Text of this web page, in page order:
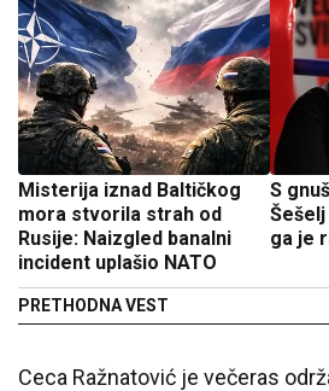
Misterija iznad Baltičkog
mora stvorila strah od
Rusije: Naizgled banalni
incident uplašio NATO
PRETHODNA VEST
S
ga je
Ceca Ražnatović je večeras